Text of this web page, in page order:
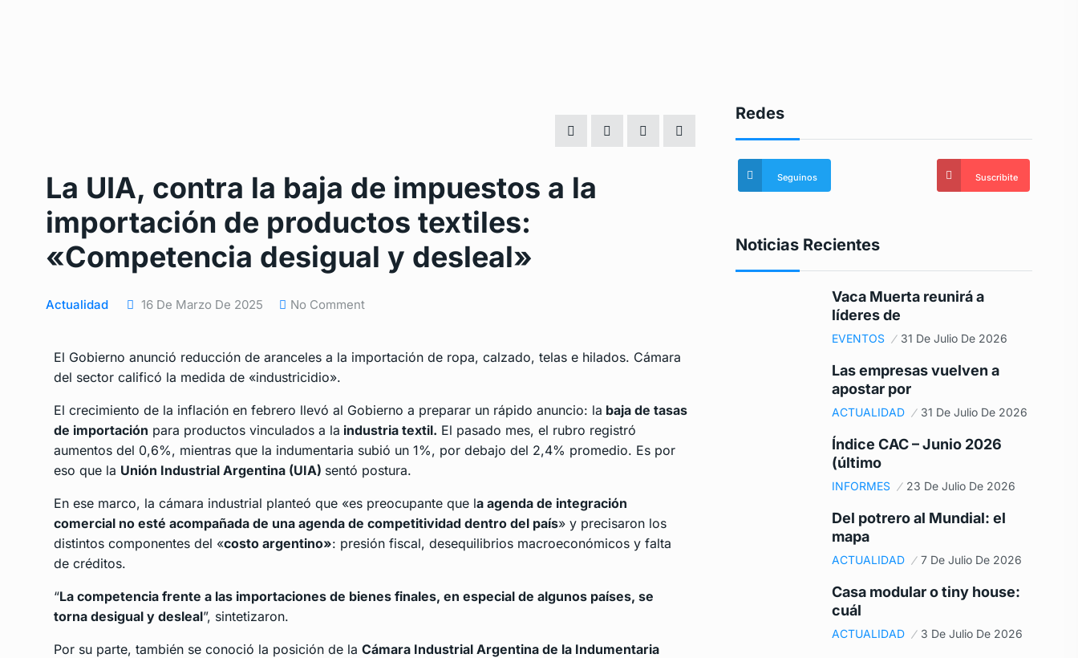
La UIA, contra la baja de impuestos a la
importación de productos textiles:
«Competencia desigual y desleal»
Actualidad 16 De Marzo De 2025 No Comment
El Gobierno anunció reducción de aranceles a la importación de ropa, calzado, telas e hilados. Cámara
del sector calificó la medida de «industricidio».
El crecimiento de la inflación en febrero llevó al Gobierno a preparar un rápido anuncio: la baja de tasas
de importación para productos vinculados a la industria textil. El pasado mes, el rubro registró
aumentos del 0,6%, mientras que la indumentaria subió un 1%, por debajo del 2,4% promedio. Es por
eso que la Unión Industrial Argentina (UIA) sentó postura.
En ese marco, la cámara industrial planteó que «es preocupante que la agenda de integración
comercial no esté acompañada de una agenda de competitividad dentro del país» y precisaron los
distintos componentes del «costo argentino»: presión fiscal, desequilibrios macroeconómicos y falta
de créditos.
“La competencia frente a las importaciones de bienes finales, en especial de algunos países, se
torna desigual y desleal”, sintetizaron.
Por su parte, también se conoció la posición de la Cámara Industrial Argentina de la Indumentaria
Redes
Seguinos Suscribite
Noticias Recientes
Vaca Muerta reunirá a
líderes de
EVENTOS 31 De Julio De 2026
Las empresas vuelven a
apostar por
ACTUALIDAD 31 De Julio De 2026
Índice CAC – Junio 2026
(último
INFORMES 23 De Julio De 2026
Del potrero al Mundial: el
mapa
ACTUALIDAD 7 De Julio De 2026
Casa modular o tiny house:
cuál
ACTUALIDAD 3 De Julio De 2026